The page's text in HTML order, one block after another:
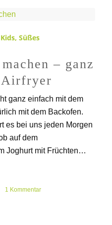
Kids, Süßes
– ganz
Airfryer
ganz einfach mit dem
mit dem Backofen.
es bei uns jeden Morgen
auf dem
Joghurt mit Früchten…
1 Kommentar